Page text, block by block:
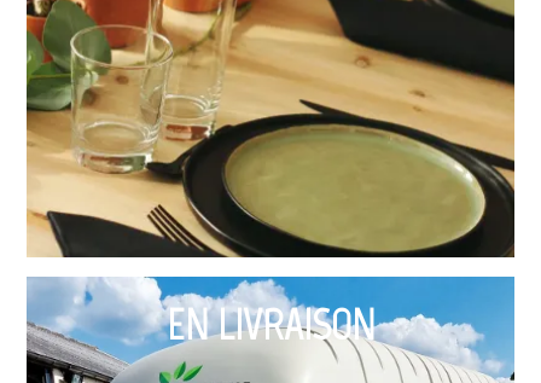
EN LIVRAISON